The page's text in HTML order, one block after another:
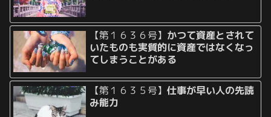
【第１６３６号】 かつて資産とされて
いたものも実質的に資産ではなくなっ
てしまうことがある
【第１６３５号】仕事が早い人の先読
み能力